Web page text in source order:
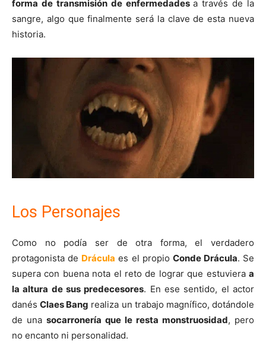
forma de transmisión de enfermedadesa través de la
sangre, algo que finalmente será la clave de esta nueva
historia.
Los Personajes
Como no podía ser de otra forma, el verdadero
protagonista de Drácula es el propio Conde Drácula. Se
supera con buena nota el reto de lograr que estuviera a
la altura de sus predecesores. En ese sentido, el actor
danésClaes Bang realiza un trabajo magnífico, dotándole
de una socarronería que le resta monstruosidad, pero
no encanto ni personalidad.